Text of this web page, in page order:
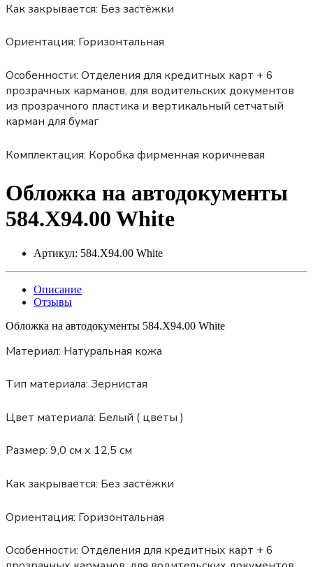
Как закрывается: Без застёжки
Ориентация: Горизонтальная
Особенности: Отделения для кредитных карт + 6
прозрачных карманов, для водительских документов
из прозрачного пластика и вертикальный сетчатый
карман для бумаг
Комплектация: Коробка фирменная коричневая
Обложка на автодокументы
584.X94.00 White
Артикул: 584.X94.00 White
Описание
Отзывы
Обложка на автодокументы 584.X94.00 White
Материал: Натуральная кожа
Тип материала: Зернистая
Цвет материала: Белый ( цветы )
Размер: 9,0 см х 12,5 см
Как закрывается: Без застёжки
Ориентация: Горизонтальная
Особенности: Отделения для кредитных карт + 6